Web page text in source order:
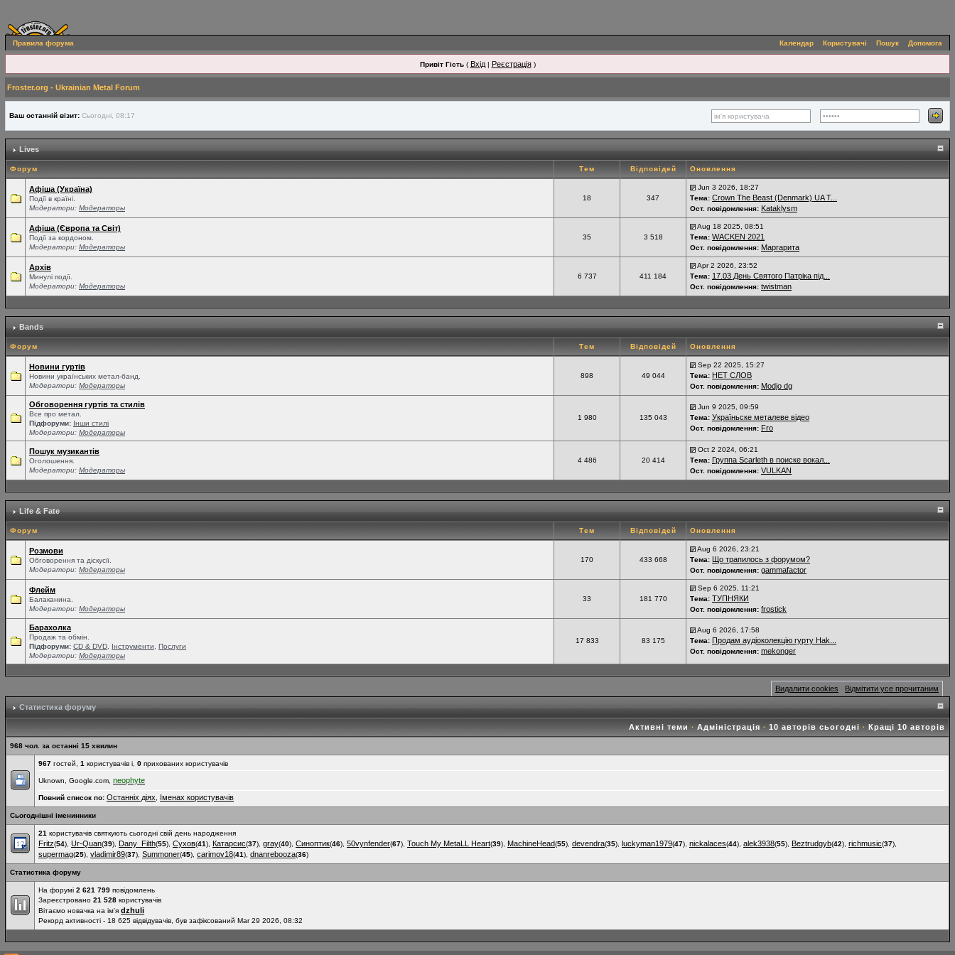
Правила форума Календар Користувачі Пошук Допомога
Привіт Гість( Вхід| Реєстрація)
Froster.org - Ukrainian Metal Forum
Ваш останній візит: Сьогодні, 08:17
Lives
Форум Тем Відповідей Оновлення
Афіша (Україна)
Події в країні.
Модератори: Модераторы
18 347
Jun 3 2026, 18:27
Тема: Crown The Beast (Denmark) UA T...
Ост. повідомлення: Kataklysm
Афіша (Європа та Світ)
Події за кордоном.
Модератори: Модераторы
35 3 518
Aug 18 2025, 08:51
Тема: WACKEN 2021
Ост. повідомлення: Маргарита
Архів
Минулі події.
Модератори: Модераторы
6 737 411 184
Apr 2 2026, 23:52
Тема: 17.03 День Святого Патріка під...
Ост. повідомлення: twistman
Bands
Форум Тем Відповідей Оновлення
Новини гуртів
Новини українських метал-банд.
Модератори: Модераторы
898 49 044
Sep 22 2025, 15:27
Тема: НЕТ СЛОВ
Ост. повідомлення: Modjo dg
Обговорення гуртів та стилів
Все про метал.
Підфоруми: Інши стилі
Модератори: Модераторы
1 980 135 043
Jun 9 2025, 09:59
Тема: Україньске металеве відео
Ост. повідомлення: Fro
Пошук музикантів
Оголошення.
Модератори: Модераторы
4 486 20 414
Oct 2 2024, 06:21
Тема: Группа Scarleth в поиске вокал...
Ост. повідомлення: VULKAN
Life & Fate
Форум Тем Відповідей Оновлення
Розмови
Обговорення та діскусії.
Модератори: Модераторы
170 433 668
Aug 6 2026, 23:21
Тема: Що трапилось з форумом?
Ост. повідомлення: gammafactor
Флейм
Балаканина.
Модератори: Модераторы
33 181 770
Sep 6 2025, 11:21
Тема: ТУПНЯКИ
Ост. повідомлення: frostick
Барахолка
Продаж та обмін.
Підфоруми: СD & DVD Інструменти
Послуги
Модератори: Модераторы
17 833 83 175
Aug 6 2026, 17:58
Тема: Продам аудіоколекцію гурту Hak...
Ост. повідомлення: mekonger
Видалити cookies Відмітити усе прочитаним
Статистика форуму
Активні теми · Адміністрація · 10 авторів сьогодні · Кращі 10 авторів
968 чол. за останні 15 хвилин
967 гостей, 1 користувачів і, 0 прихованих користувачів
Uknown, Google.com, neophyte
Повний список по: Останніх діях Іменах користувачів
Сьогоднішні іменинники
21 користувачів святкують сьогодні свій день народження
Fritz(54), Ur-Quan(39), Dany_Filth(55), Сухов(41), Катарсис(37), gray(40), Синоптик(46), 50vynfender(67), Touch My MetaLL Heart(39), MachineHead(55), devendra(35), luckyman1979(47), nickalaces(44), alek3938(55), Beztrudgyb(42), richmusic(37),
supermag(25), vladimir89(37), Summoner(45), carimov18(41), dnanrebooza(36)
Статистика форуму
На форумі 2 621 799 повідомлень
Зареєстровано 21 528 користувачів
Вітаємо новачка на ім'я dzhuli
Рекорд активності - 18 625 відвідувачів, був зафіксований Mar 29 2026, 08:32